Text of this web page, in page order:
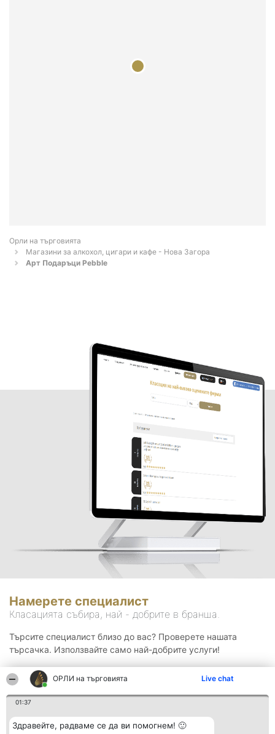
ОРЛИ на търговията Live chat
01:37
Здравейте, радваме се да ви помогнем! 🙂
Орли на търговията
Магазини за алкохол, цигари и кафе - Нова Загора
Арт Подаръци Pebble
Намерете специалист
Класацията събира, най - добрите в бранша.
Търсите специалист близо до вас? Проверете нашата
търсачка. Използвайте само най-добрите услуги!